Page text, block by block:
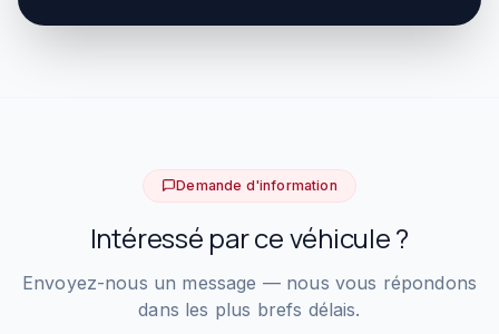
Demande d'information
Intéressé par ce véhicule ?
Envoyez-nous un message — nous vous répondons
dans les plus brefs délais.